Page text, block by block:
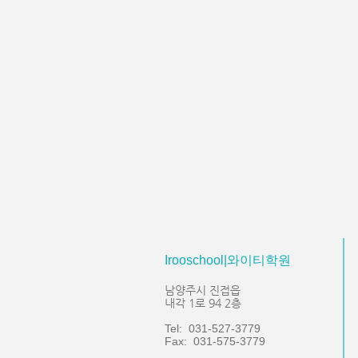
Irooschool|와이티학원
남양주시 진접읍
내각 1로 94 2층
Tel: 031-527-3779
Fax: 031-575-3779